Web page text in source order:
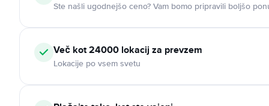
Ste našli ugodnejšo ceno? Vam bomo pripravili boljšo
Več kot 24000 lokacij za prevzem
Lokacije po vsem svetu